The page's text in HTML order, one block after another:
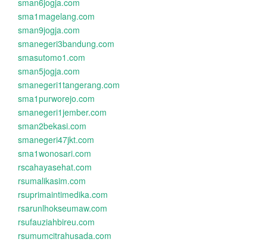
sman6jogja.com
sma1magelang.com
sman9jogja.com
smanegeri3bandung.com
smasutomo1.com
sman5jogja.com
smanegeri1tangerang.com
sma1purworejo.com
smanegeri1jember.com
sman2bekasi.com
smanegeri47jkt.com
sma1wonosari.com
rscahayasehat.com
rsumalikasim.com
rsuprimaintimedika.com
rsarunlhokseumaw.com
rsufauziahbireu.com
rsumumcitrahusada.com